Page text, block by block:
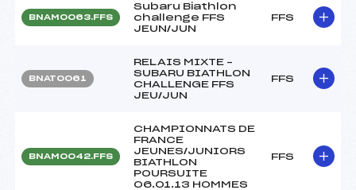
BNAM0063.FFS
Subaru Biathlon
challenge FFS
JEUN/JUN
FFS
BNAT0061
RELAIS MIXTE –
SUBARU BIATHLON
CHALLENGE FFS
JEU/JUN
FFS
BNAM0042.FFS
CHAMPIONNATS DE
FRANCE
JEUNES/JUNIORS
BIATHLON
POURSUITE
06.01.13 HOMMES
FFS